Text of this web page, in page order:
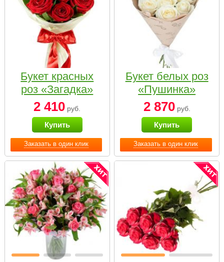
Заказать в один клик
Букет красных
роз «Загадка»
2 410 руб.
Купить
Заказать в один клик
Букет белых роз
«Пушинка»
2 870руб.
Купить